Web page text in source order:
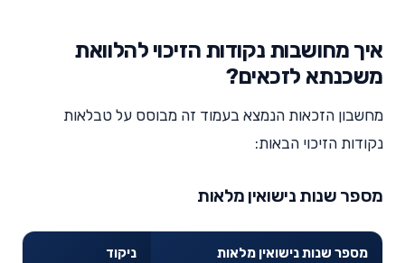
איך מחושבות נקודות הזיכוי להלוואת
משכנתא לזכאים?
מחשבון הזכאות הנמצא בעמוד זה מבוסס על טבלאות
נקודות הזיכוי הבאות:
מספר שנות נישואין מלאות
מספר שנות נישואין מלאות ניקוד